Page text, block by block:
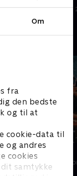
Om
fra
den bedste
og til at
cookie-data til
og andres
cookies
samtykke
2021 • 42 min
Jul i Tivoli
Livsstil • 1